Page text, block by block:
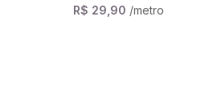
R$ 29,90 /metro